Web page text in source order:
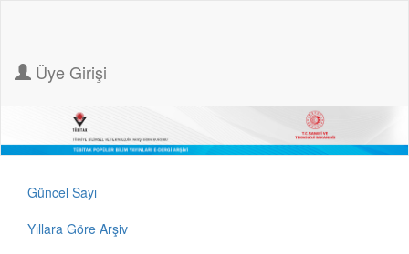
Üye Girişi
Güncel Sayı
Yıllara Göre Arşiv